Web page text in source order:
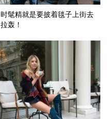
时髦精就是要披着毯子上街去
拉轰！